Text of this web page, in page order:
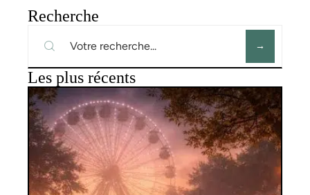
Recherche
Les plus récents